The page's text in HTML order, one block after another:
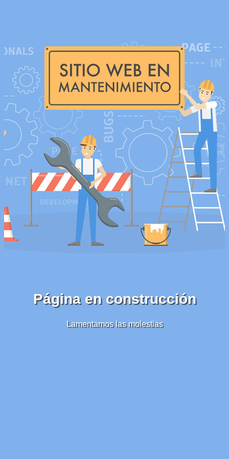
Página en construcción
Lamentamos las molestias